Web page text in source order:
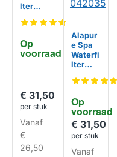
Op
voorraad
lter
/
/ 5CH-
45
€ 31,50
per stuk
Vanaf
€
26,50
Op
voorraad
Alapur
e Spa
Waterfi
lter
/ 52512
/
AKU00
37 /
Jazzi
04203
5
€ 31,50
per stuk
Vanaf